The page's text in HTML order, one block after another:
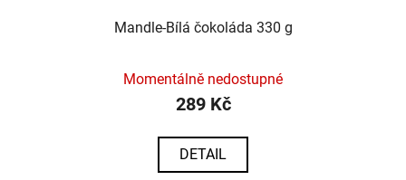
Mandle-Bílá čokoláda 330 g
Momentálně nedostupné
289 Kč
DETAIL